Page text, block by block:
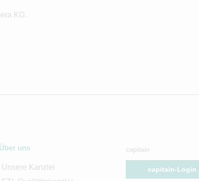
KG.
Über uns
Unsere Kanzlei
capitain
capitain-Login